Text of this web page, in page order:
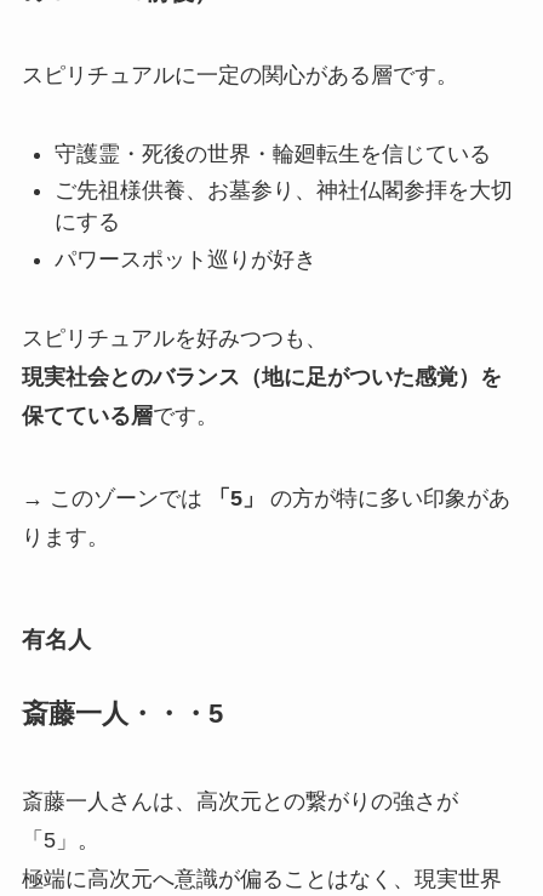
スピリチュアルに一定の関心がある層です。
守護霊・死後の世界・輪廻転生を信じている
ご先祖様供養、お墓参り、神社仏閣参拝を大切
にする
パワースポット巡りが好き
スピリチュアルを好みつつも、
現実社会とのバランス（地に足がついた感覚）を
保てている層です。
→ このゾーンでは 「5」
の方が特に多い印象があ
ります。
有名人
斎藤一人・・・5
斎藤一人さんは、高次元との繋がりの強さが
「5」。
極端に高次元へ意識が偏ることはなく、現実世界